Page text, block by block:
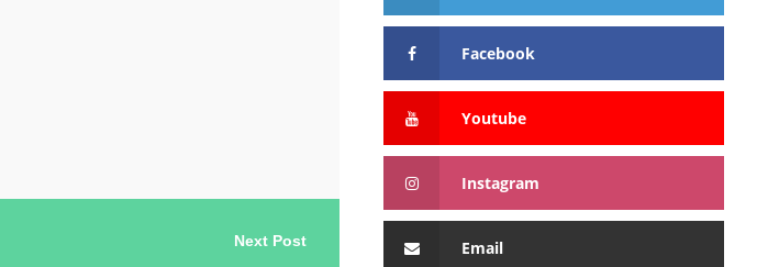
Next Post
Facebook
Youtube
Instagram
Email